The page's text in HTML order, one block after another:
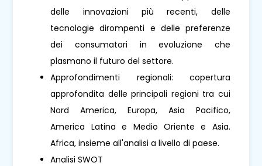
delle innovazioni più recenti, delle
tecnologie dirompenti e delle preferenze
dei consumatori in evoluzione che
plasmano il futuro del settore.
Approfondimenti regionali: copertura
approfondita delle principali regioni tra cui
Nord America, Europa, Asia Pacifico,
America Latina e Medio Oriente e Asia.
Africa, insieme all'analisi a livello di paese.
Analisi SWOT